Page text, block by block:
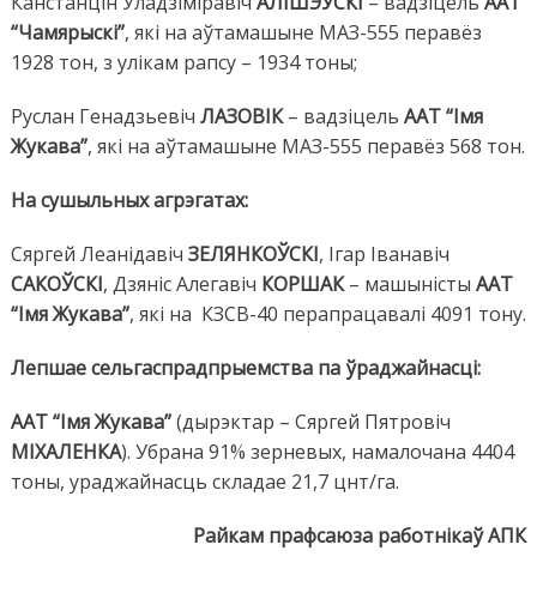
“Чамярыскі”, які на аўтамашыне МАЗ-555 перавёз
1928 тон, з улікам рапсу – 1934 тоны;
Руслан Генадзьевіч ЛАЗОВІК– вадзіцель ААТ “Імя
Жукава”, які на аўтамашыне МАЗ-555 перавёз 568 тон.
На сушыльных агрэгатах:
Сяргей Леанідавіч ЗЕЛЯНКОЎСКІ, Ігар Іванавіч
САКОЎСКІ, Дзяніс Алегавіч КОРШАК– машыністы ААТ
“Імя Жукава”, які на КЗСВ-40 перапрацавалі 4091 тону.
Лепшае сельгаспрадпрыемства па ўраджайнасці:
ААТ “Імя Жукава”(дырэктар – Сяргей Пятровіч
МІХАЛЕНКА). Убрана 91% зерневых, намалочана 4404
тоны, ураджайнасць складае 21,7 цнт/га.
Райкам прафсаюза работнікаў АПК